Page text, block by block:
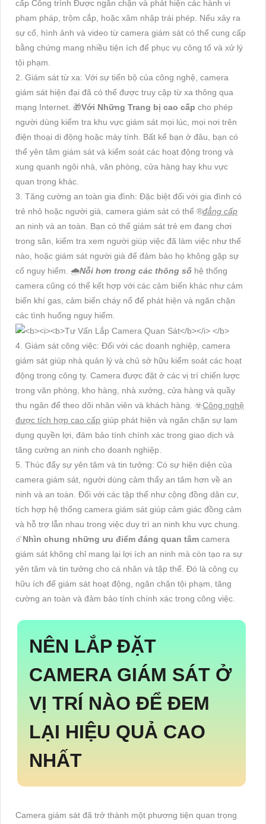
cấp Công trình Được ngăn chặn và phát hiện các hành vi
phạm pháp, trộm cắp, hoặc xâm nhập trái phép. Nếu xảy ra
sự cố, hình ảnh và video từ camera giám sát có thể cung cấp
bằng chứng mang nhiều tiện ích để phục vụ công tố và xử lý
tội phạm.
2. Giám sát từ xa: Với sự tiến bộ của công nghệ, camera
giám sát hiện đại đã có thể được truy cập từ xa thông qua
mạng Internet. 🎁Với Những Trang bị cao cấp cho phép
người dùng kiểm tra khu vực giám sát mọi lúc, mọi nơi trên
điện thoại di động hoặc máy tính. Bất kể bạn ở đâu, bạn có
thể yên tâm giám sát và kiểm soát các hoạt động trong và
xung quanh ngôi nhà, văn phòng, cửa hàng hay khu vực
quan trọng khác.
3. Tăng cường an toàn gia đình: Đặc biệt đối với gia đình có
trẻ nhỏ hoặc người già, camera giám sát có thể ®️đẳng cấp
an ninh và an toàn. Bạn có thể giám sát trẻ em đang chơi
trong sân, kiểm tra xem người giúp việc đã làm việc như thế
nào, hoặc giám sát người già để đảm bảo họ không gặp sự
cố nguy hiểm. 🌧️Nỗi hơn trong các thông số hệ thống
camera cũng có thể kết hợp với các cảm biến khác như cảm
biến khí gas, cảm biến cháy nổ để phát hiện và ngăn chặn
các tình huống nguy hiểm.
4. Giám sát công việc: Đối với các doanh nghiệp, camera
giám sát giúp nhà quản lý và chủ sở hữu kiểm soát các hoạt
động trong công ty. Camera được đặt ở các vị trí chiến lược
trong văn phòng, kho hàng, nhà xưởng, cửa hàng và quầy
thu ngân để theo dõi nhân viên và khách hàng. ☣️Công nghệ
được tích hợp cao cấp giúp phát hiện và ngăn chặn sự lạm
dụng quyền lợi, đảm bảo tính chính xác trong giao dịch và
tăng cường an ninh cho doanh nghiệp.
5. Thúc đẩy sự yên tâm và tin tưởng: Có sự hiện diện của
camera giám sát, người dùng cảm thấy an tâm hơn về an
ninh và an toàn. Đối với các tập thể như cộng đồng dân cư,
tích hợp hệ thống camera giám sát giúp cảm giác đồng cảm
và hỗ trợ lẫn nhau trong việc duy trì an ninh khu vực chung.
☄️Nhìn chung những ưu điểm đáng quan tâm camera
giám sát không chỉ mang lại lợi ích an ninh mà còn tạo ra sự
yên tâm và tin tưởng cho cá nhân và tập thể. Đó là công cụ
hữu ích để giám sát hoạt động, ngăn chặn tội phạm, tăng
cường an toàn và đảm bảo tính chính xác trong công việc.
NÊN LẮP ĐẶT
CAMERA GIÁM SÁT Ở
VỊ TRÍ NÀO ĐỂ ĐEM
LẠI HIỆU QUẢ CAO
NHẤT
Camera giám sát đã trở thành một phương tiện quan trọng